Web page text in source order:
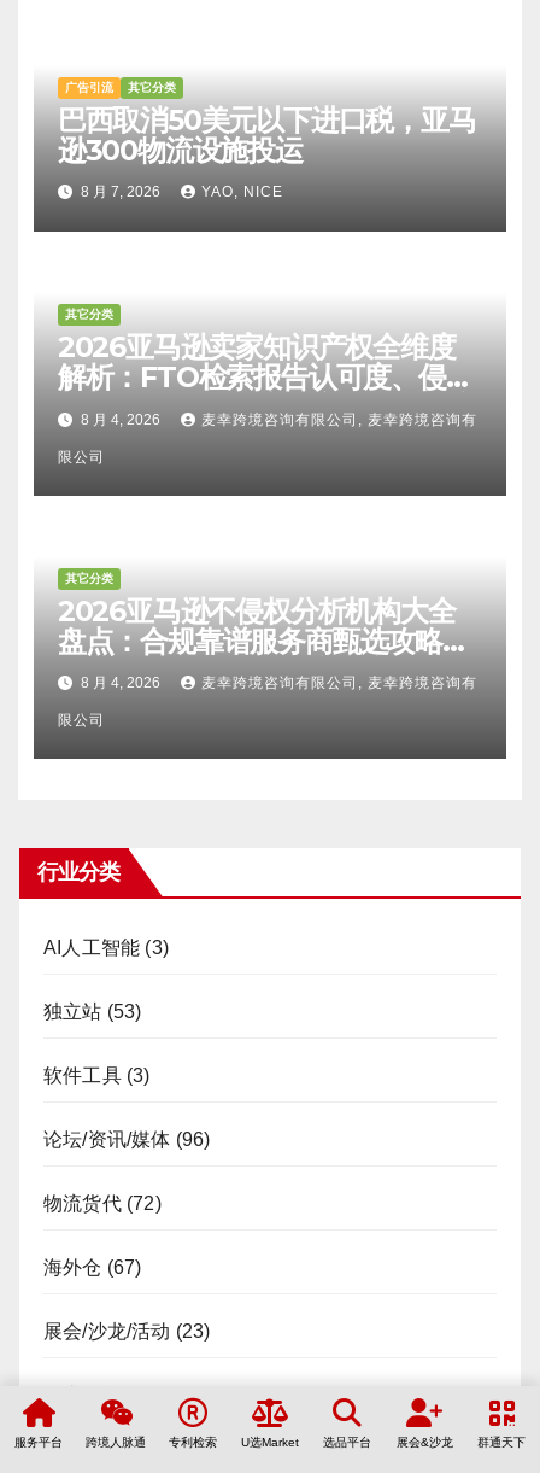
广告引流 其它分类
巴西取消50美元以下进口税，亚马
逊300物流设施投运
8 月 7, 2026 YAO, NICE
其它分类
2026亚马逊卖家知识产权全维度
解析：FTO检索报告认可度、侵权
比对区别、TRO应诉方法及服务商
甄选避坑全攻略
8 月 4, 2026 麦幸跨境咨询有限公司, 麦幸跨境咨询有
限公司
其它分类
2026亚马逊不侵权分析机构大全
盘点：合规靠谱服务商甄选攻略、
避坑FAQ及标杆机构实力详解
8 月 4, 2026 麦幸跨境咨询有限公司, 麦幸跨境咨询有
限公司
行业分类
AI人工智能 (3)
独立站 (53)
软件工具(3)
论坛/资讯/媒体 (96)
物流货代(72)
海外仓 (67)
展会/沙龙/活动 (23)
需求信息
服务平台 跨境人脉通 专利检索 U选Market 选品平台 展会&沙龙 群通天下